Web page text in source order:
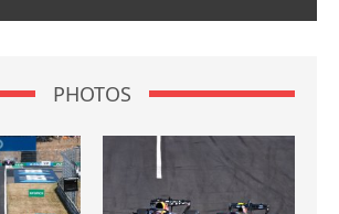
PHOTOS